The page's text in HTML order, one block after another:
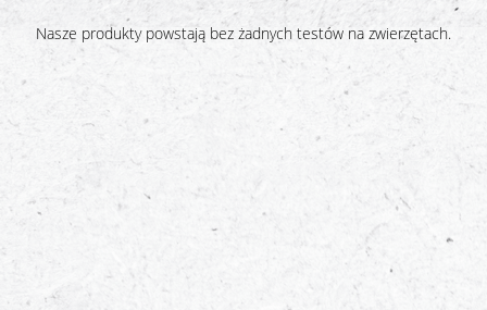
Nasze produkty powstają bez żadnych testów na zwierzętach.